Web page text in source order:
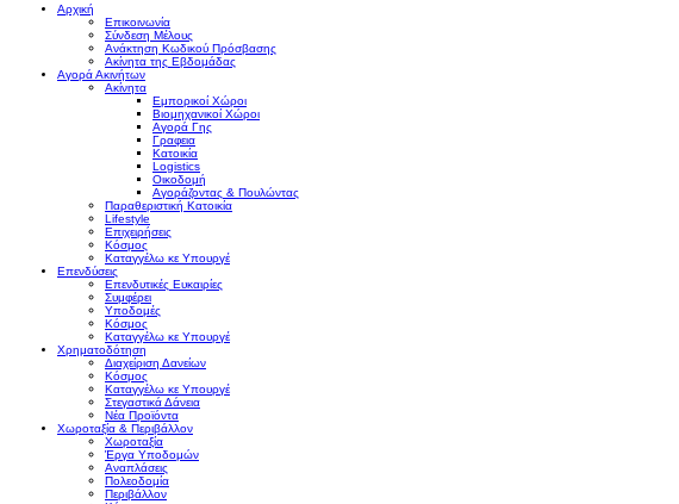
Αρχική
Επικοινωνία
Σύνδεση Μέλους
Ανάκτηση Κωδικού Πρόσβασης
Ακίνητα της Εβδομάδας
Αγορά Ακινήτων
Ακίνητα
Εμπορικοί Χώροι
Βιομηχανικοί Χώροι
Αγορά Γης
Γραφεια
Κατοικία
Logistics
Οικοδομή
Αγοράζοντας & Πουλώντας
Παραθεριστική Κατοικία
Lifestyle
Επιχειρήσεις
Κόσμος
Καταγγέλω κε Υπουργέ
Επενδύσεις
Επενδυτικές Ευκαιρίες
Συμφέρει
Υποδομές
Κόσμος
Καταγγέλω κε Υπουργέ
Χρηματοδότηση
Διαχείριση Δανείων
Κόσμος
Καταγγέλω κε Υπουργέ
Στεγαστικά Δάνεια
Νέα Προϊόντα
Χωροταξία & Περιβάλλον
Χωροταξία
Έργα Υποδομών
Αναπλάσεις
Πολεοδομία
Περιβάλλον